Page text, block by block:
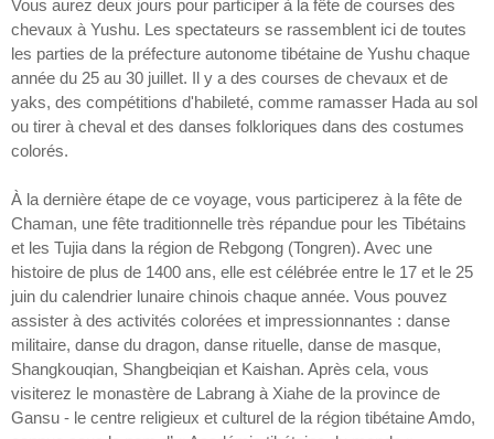
Vous aurez deux jours pour participer à la fête de courses des
chevaux à Yushu. Les spectateurs se rassemblent ici de toutes
les parties de la préfecture autonome tibétaine de Yushu chaque
année du 25 au 30 juillet. Il y a des courses de chevaux et de
yaks, des compétitions d'habileté, comme ramasser Hada au sol
ou tirer à cheval et des danses folkloriques dans des costumes
colorés.
À la dernière étape de ce voyage, vous participerez à la fête de
Chaman, une fête traditionnelle très répandue pour les Tibétains
et les Tujia dans la région de Rebgong (Tongren). Avec une
histoire de plus de 1400 ans, elle est célébrée entre le 17 et le 25
juin du calendrier lunaire chinois chaque année. Vous pouvez
assister à des activités colorées et impressionnantes : danse
militaire, danse du dragon, danse rituelle, danse de masque,
Shangkouqian, Shangbeiqian et Kaishan. Après cela, vous
visiterez le monastère de Labrang à Xiahe de la province de
Gansu - le centre religieux et culturel de la région tibétaine Amdo,